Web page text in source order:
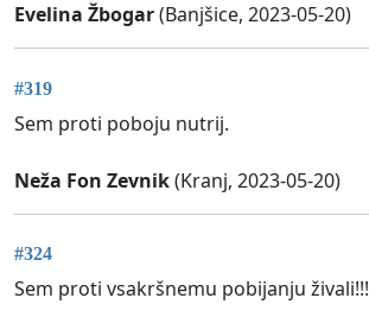
Evelina Žbogar(Banjšice, 2023-05-20)
#319
Sem proti poboju nutrij.
Neža Fon Zevnik(Kranj, 2023-05-20)
#324
Sem proti vsakršnemu pobijanju živali!!!